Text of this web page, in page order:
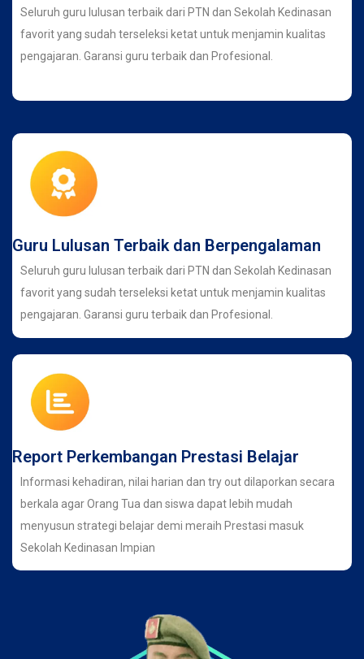
Seluruh guru lulusan terbaik dari PTN dan Sekolah Kedinasan
favorit yang sudah terseleksi ketat untuk menjamin kualitas
pengajaran. Garansi guru terbaik dan Profesional.
Guru Lulusan Terbaik dan Berpengalaman
Seluruh guru lulusan terbaik dari PTN dan Sekolah Kedinasan
favorit yang sudah terseleksi ketat untuk menjamin kualitas
pengajaran. Garansi guru terbaik dan Profesional.
Report Perkembangan Prestasi Belajar
Informasi kehadiran, nilai harian dan try out dilaporkan secara
berkala agar Orang Tua dan siswa dapat lebih mudah
menyusun strategi belajar demi meraih Prestasi masuk
Sekolah Kedinasan Impian